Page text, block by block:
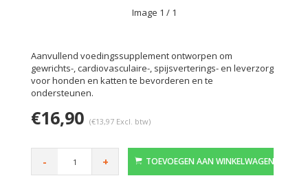
Image 1 / 1
Aanvullend voedingssupplement ontworpen om
gewrichts-, cardiovasculaire-, spijsverterings- en leverzorg
voor honden en katten te bevorderen en te
ondersteunen.
€16,90 (€13,97 Excl. btw)
- + TOEVOEGEN AAN WINKELWAGEN